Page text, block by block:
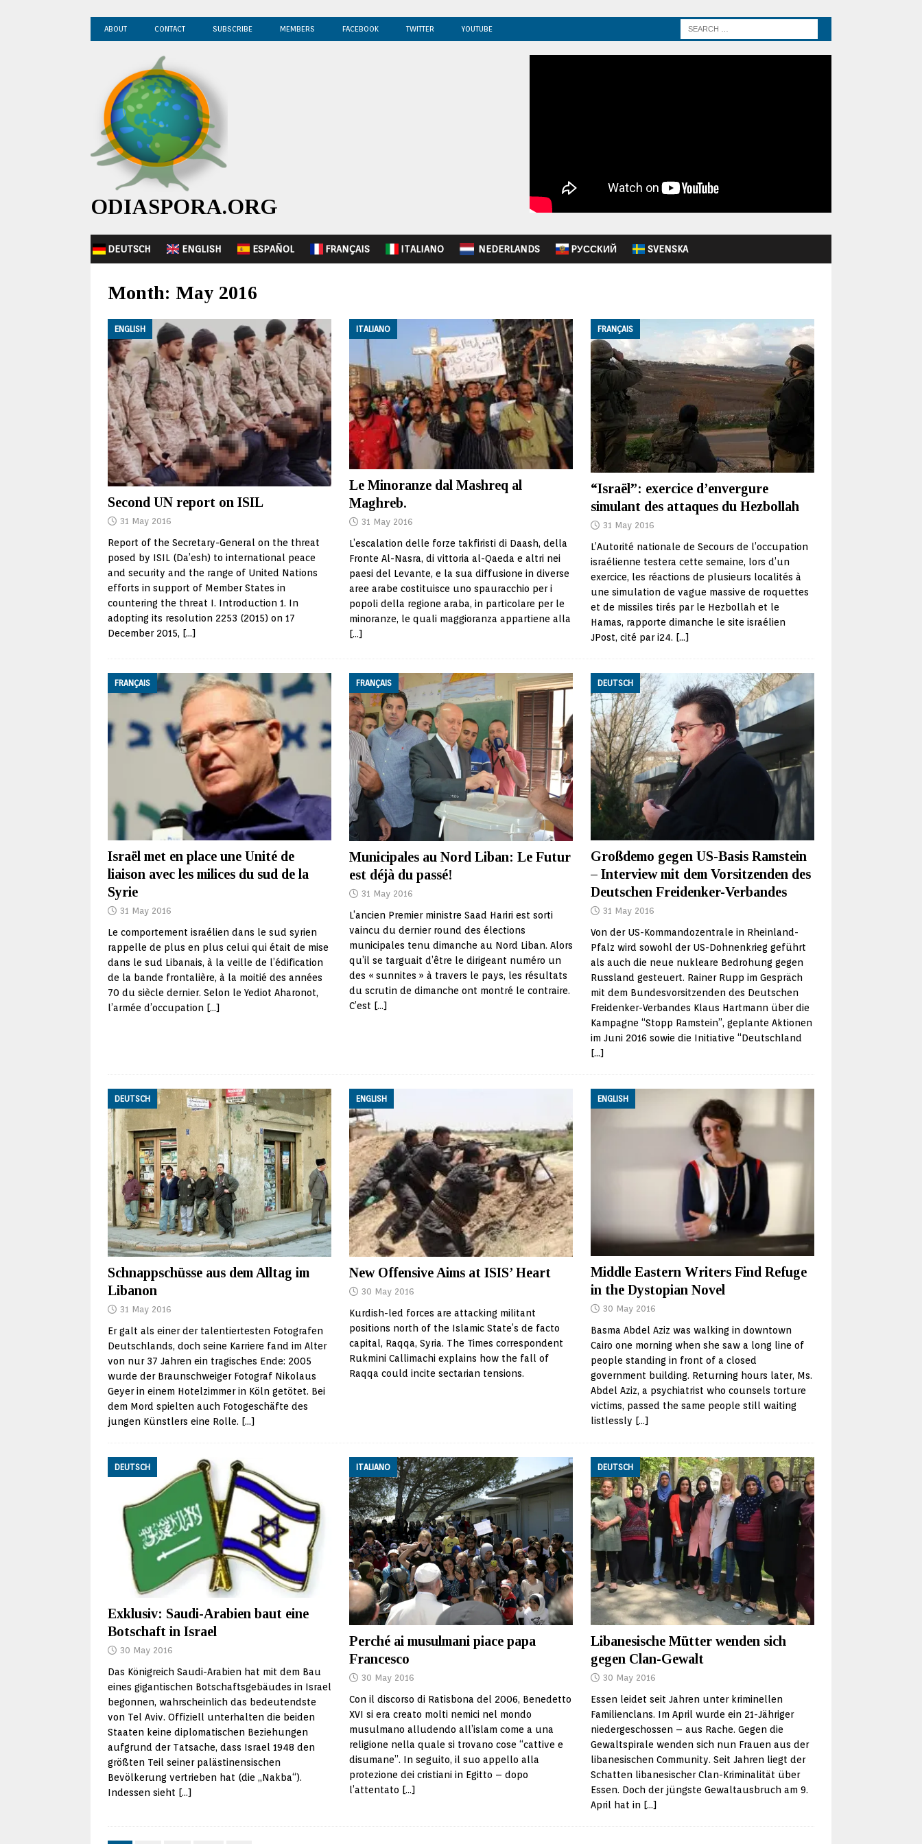
ABOUT CONTACT SUBSCRIBE MEMBERS FACEBOOK TWITTER YOUTUBE
ODIASPORA.ORG
DEUTSCH ENGLISH ESPAÑOL FRANÇAIS ITALIANO NEDERLANDS PУССКИЙ SVENSKA
Month: May 2016
ENGLISH
Second UN report on ISIL
31 May 2016
Report of the Secretary-General on the threat
posed by ISIL (Da’esh) to international peace
and security and the range of United Nations
efforts in support of Member States in
countering the threat I. Introduction 1. In
adopting its resolution 2253 (2015) on 17
December 2015, […]
ITALIANO
Le Minoranze dal Mashreq al
Maghreb.
31 May 2016
L’escalation delle forze takfiristi di Daash, della
Fronte Al-Nasra, di vittoria al-Qaeda e altri nei
paesi del Levante, e la sua diffusione in diverse
aree arabe costituisce uno spauracchio per i
popoli della regione araba, in particolare per le
minoranze, le quali maggioranza appartiene alla
[…]
FRANÇAIS
“Israël”: exercice d’envergure
simulant des attaques du Hezbollah
31 May 2016
L’Autorité nationale de Secours de l’occupation
israélienne testera cette semaine, lors d’un
exercice, les réactions de plusieurs localités à
une simulation de vague massive de roquettes
et de missiles tirés par le Hezbollah et le
Hamas, rapporte dimanche le site israélien
JPost, cité par i24. […]
FRANÇAIS
Israël met en place une Unité de
liaison avec les milices du sud de la
Syrie
31 May 2016
Le comportement israélien dans le sud syrien
rappelle de plus en plus celui qui était de mise
dans le sud Libanais, à la veille de l’édification
de la bande frontalière, à la moitié des années
70 du siècle dernier. Selon le Yediot Aharonot,
l’armée d’occupation […]
FRANÇAIS
Municipales au Nord Liban: Le Futur
est déjà du passé!
31 May 2016
L’ancien Premier ministre Saad Hariri est sorti
vaincu du dernier round des élections
municipales tenu dimanche au Nord Liban. Alors
qu’il se targuait d’être le dirigeant numéro un
des « sunnites » à travers le pays, les résultats
du scrutin de dimanche ont montré le contraire.
C’est […]
DEUTSCH
Großdemo gegen US-Basis Ramstein
– Interview mit dem Vorsitzenden des
Deutschen Freidenker-Verbandes
31 May 2016
Von der US-Kommandozentrale in Rheinland-
Pfalz wird sowohl der US-Dohnenkrieg geführt
als auch die neue nukleare Bedrohung gegen
Russland gesteuert. Rainer Rupp im Gespräch
mit dem Bundesvorsitzenden des Deutschen
Freidenker-Verbandes Klaus Hartmann über die
Kampagne “Stopp Ramstein”, geplante Aktionen
im Juni 2016 sowie die Initiative “Deutschland
[…]
DEUTSCH
Schnappschüsse aus dem Alltag im
Libanon
31 May 2016
Er galt als einer der talentiertesten Fotografen
Deutschlands, doch seine Karriere fand im Alter
von nur 37 Jahren ein tragisches Ende: 2005
wurde der Braunschweiger Fotograf Nikolaus
Geyer in einem Hotelzimmer in Köln getötet. Bei
dem Mord spielten auch Fotogeschäfte des
jungen Künstlers eine Rolle. […]
ENGLISH
New Offensive Aims at ISIS’ Heart
30 May 2016
Kurdish-led forces are attacking militant
positions north of the Islamic State’s de facto
capital, Raqqa, Syria. The Times correspondent
Rukmini Callimachi explains how the fall of
Raqqa could incite sectarian tensions.
ENGLISH
Middle Eastern Writers Find Refuge
in the Dystopian Novel
30 May 2016
Basma Abdel Aziz was walking in downtown
Cairo one morning when she saw a long line of
people standing in front of a closed
government building. Returning hours later, Ms.
Abdel Aziz, a psychiatrist who counsels torture
victims, passed the same people still waiting
listlessly […]
DEUTSCH
Exklusiv: Saudi-Arabien baut eine
Botschaft in Israel
30 May 2016
Das Königreich Saudi-Arabien hat mit dem Bau
eines gigantischen Botschaftsgebäudes in Israel
begonnen, wahrscheinlich das bedeutendste
von Tel Aviv. Offiziell unterhalten die beiden
Staaten keine diplomatischen Beziehungen
aufgrund der Tatsache, dass Israel 1948 den
größten Teil seiner palästinensischen
Bevölkerung vertrieben hat (die „Nakba“).
Indessen sieht […]
ITALIANO
Perché ai musulmani piace papa
Francesco
30 May 2016
Con il discorso di Ratisbona del 2006, Benedetto
XVI si era creato molti nemici nel mondo
musulmano alludendo all’islam come a una
religione nella quale si trovano cose “cattive e
disumane”. In seguito, il suo appello alla
protezione dei cristiani in Egitto – dopo
l’attentato […]
DEUTSCH
Libanesische Mütter wenden sich
gegen Clan-Gewalt
30 May 2016
Essen leidet seit Jahren unter kriminellen
Familienclans. Im April wurde ein 21-Jähriger
niedergeschossen – aus Rache. Gegen die
Gewaltspirale wenden sich nun Frauen aus der
libanesischen Community. Seit Jahren liegt der
Schatten libanesischer Clan-Kriminalität über
Essen. Doch der jüngste Gewaltausbruch am 9.
April hat in […]